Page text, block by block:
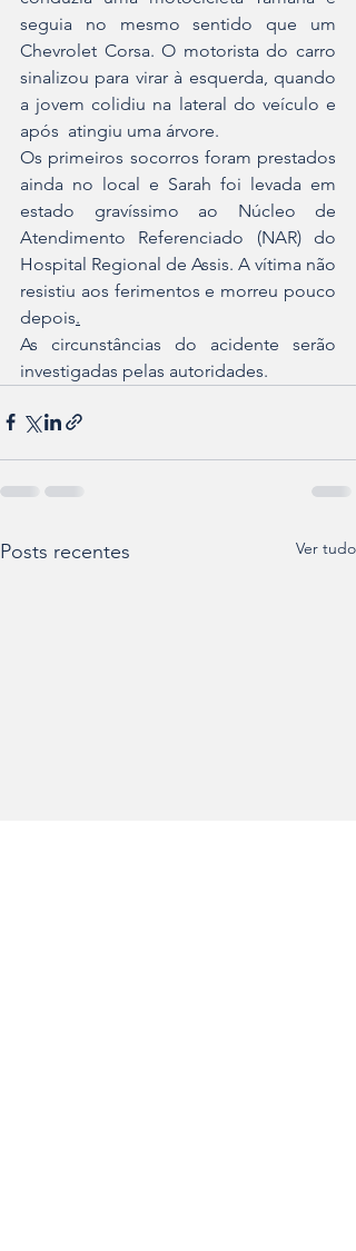
seguia no mesmo sentido que um
Chevrolet Corsa. O motorista do carro
sinalizou para virar à esquerda, quando
a jovem colidiu na lateral do veículo e
após  atingiu uma árvore.
Os primeiros socorros foram prestados
ainda no local e Sarah foi levada em
estado gravíssimo ao Núcleo de
Atendimento Referenciado (NAR) do
Hospital Regional de Assis. A vítima não
resistiu aos ferimentos e morreu pouco
depois.
As circunstâncias do acidente serão
investigadas pelas autoridades.
Posts recentes Ver tudo